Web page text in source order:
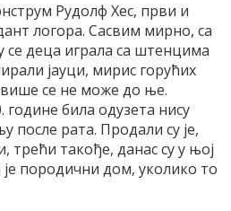
Рудолф Хес, први и
логора. Сасвим мирно, са
деца играла са штенцима
јауци, мирис горућих
више се не може до ње.
године била одузета нису
после рата. Продали су је,
трећи такође, данас су у њој
породични дом, уколико то